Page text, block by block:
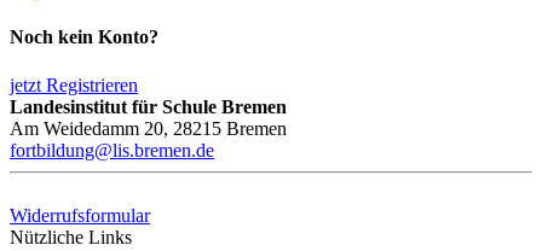
Noch kein Konto?
jetzt Registrieren
Landesinstitut für Schule Bremen
Am Weidedamm 20, 28215 Bremen
fortbildung@lis.bremen.de
Widerrufsformular
Nützliche Links